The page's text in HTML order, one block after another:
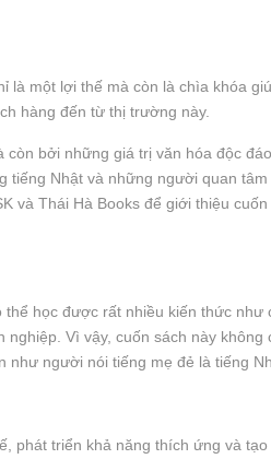
là một lợi thế mà còn là chìa khóa
hàng đến từ thị trường này.
bởi những giá trị văn hóa độc
Nhật và những người quan
Thái Hà Books để giới thiệu
học được rất nhiều kiến thức như
Vì vậy, cuốn sách này
người nói tiếng mẹ đẻ là tiếng
phát triển khả năng thích ứng và